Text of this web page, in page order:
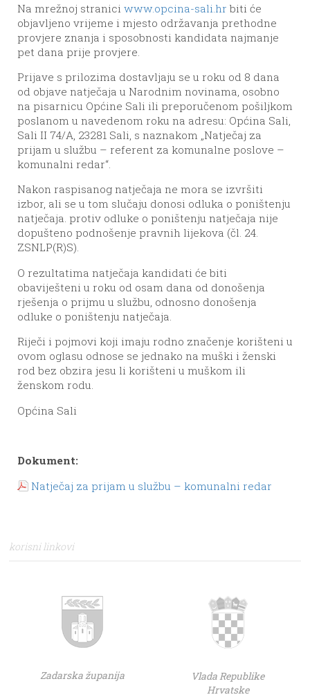
Na mrežnoj stranici www.opcina-sali.hr biti će
objavljeno vrijeme i mjesto održavanja prethodne
provjere znanja i sposobnosti kandidata najmanje
pet dana prije provjere.
Prijave s prilozima dostavljaju se u roku od 8 dana
od objave natječaja u Narodnim novinama, osobno
na pisarnicu Općine Sali ili preporučenom pošiljkom
poslanom u navedenom roku na adresu: Općina Sali,
Sali II 74/A, 23281 Sali, s naznakom „Natječaj za
prijam u službu – referent za komunalne poslove –
komunalni redar“.
Nakon raspisanog natječaja ne mora se izvršiti
izbor, ali se u tom slučaju donosi odluka o poništenju
natječaja. protiv odluke o poništenju natječaja nije
dopušteno podnošenje pravnih lijekova (čl. 24.
ZSNLP(R)S).
O rezultatima natječaja kandidati će biti
obaviješteni u roku od osam dana od donošenja
rješenja o prijmu u službu, odnosno donošenja
odluke o poništenju natječaja.
Riječi i pojmovi koji imaju rodno značenje korišteni u
ovom oglasu odnose se jednako na muški i ženski
rod bez obzira jesu li korišteni u muškom ili
ženskom rodu.
Općina Sali
Dokument:
Natječaj za prijam u službu – komunalni redar
korisni linkovi
Zadarska županija
Vlada Republike
Hrvatske